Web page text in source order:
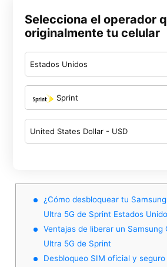
Selecciona el operador
originalmente tu celular
Estados Unidos
Sprint
United States Dollar - USD
¿Cómo desbloquear tu
Ultra 5G de Sprint Estados
Ventajas de liberar un Samsung
Ultra 5G de Sprint
Desbloqueo SIM oficial y